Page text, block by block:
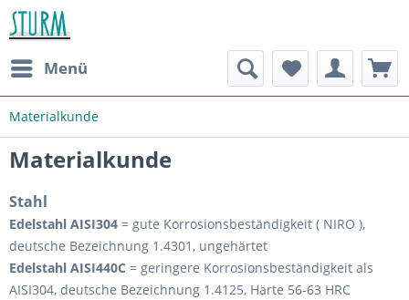
Menü
Materialkunde
Materialkunde
Stahl
Edelstahl AISI304 = gute Korrosionsbeständigkeit ( NIRO ),
deutsche Bezeichnung 1.4301, ungehärtet
Edelstahl AISI440C = geringere Korrosionsbeständigkeit als
AISI304, deutsche Bezeichnung 1.4125, Härte 56-63 HRC